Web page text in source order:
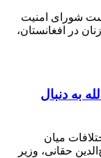
امنیت
میان
وزیر